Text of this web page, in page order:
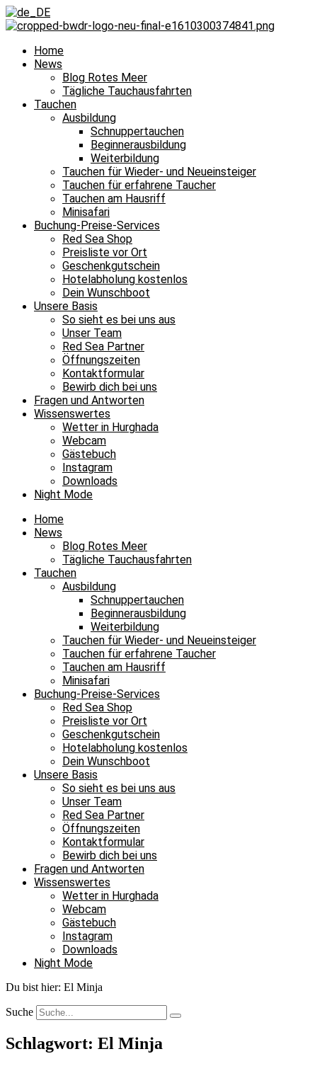
Home
News
Blog Rotes Meer
Tägliche Tauchausfahrten
Tauchen
Ausbildung
Schnuppertauchen
Beginnerausbildung
Weiterbildung
Tauchen für Wieder- und Neueinsteiger
Tauchen für erfahrene Taucher
Tauchen am Hausriff
Minisafari
Buchung-Preise-Services
Red Sea Shop
Preisliste vor Ort
Geschenkgutschein
Hotelabholung kostenlos
Dein Wunschboot
Unsere Basis
So sieht es bei uns aus
Unser Team
Red Sea Partner
Öffnungszeiten
Kontaktformular
Bewirb dich bei uns
Fragen und Antworten
Wissenswertes
Wetter in Hurghada
Webcam
Gästebuch
Instagram
Downloads
Night Mode
Home
News
Blog Rotes Meer
Tägliche Tauchausfahrten
Tauchen
Ausbildung
Schnuppertauchen
Beginnerausbildung
Weiterbildung
Tauchen für Wieder- und Neueinsteiger
Tauchen für erfahrene Taucher
Tauchen am Hausriff
Minisafari
Buchung-Preise-Services
Red Sea Shop
Preisliste vor Ort
Geschenkgutschein
Hotelabholung kostenlos
Dein Wunschboot
Unsere Basis
So sieht es bei uns aus
Unser Team
Red Sea Partner
Öffnungszeiten
Kontaktformular
Bewirb dich bei uns
Fragen und Antworten
Wissenswertes
Wetter in Hurghada
Webcam
Gästebuch
Instagram
Downloads
Night Mode
Du bist hier: El Minja
Suche
Schlagwort: El Minja